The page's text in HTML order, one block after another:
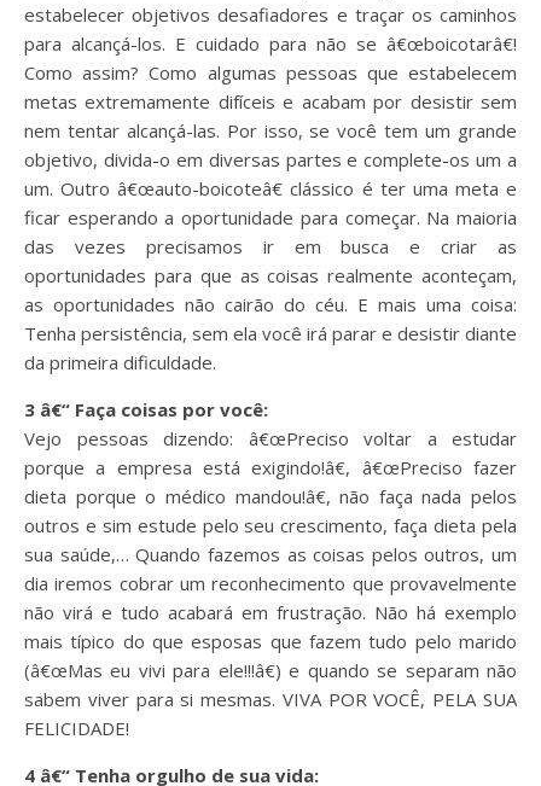
estabelecer objetivos desafiadores e traçar os caminhos
para alcançá-los. E cuidado para não se â€œboicotarâ€!
Como assim? Como algumas pessoas que estabelecem
metas extremamente difíceis e acabam por desistir sem
nem tentar alcançá-las. Por isso, se você tem um grande
objetivo, divida-o em diversas partes e complete-os um a
um. Outro â€œauto-boicoteâ€ clássico é ter uma meta e
ficar esperando a oportunidade para começar. Na maioria
das vezes precisamos ir em busca e criar as
oportunidades para que as coisas realmente aconteçam,
as oportunidades não cairão do céu. E mais uma coisa:
Tenha persistência, sem ela você irá parar e desistir diante
da primeira dificuldade.
3 â€“ Faça coisas por você:
Vejo pessoas dizendo: â€œPreciso voltar a estudar
porque a empresa está exigindo!â€, â€œPreciso fazer
dieta porque o médico mandou!â€, não faça nada pelos
outros e sim estude pelo seu crescimento, faça dieta pela
sua saúde,… Quando fazemos as coisas pelos outros, um
dia iremos cobrar um reconhecimento que provavelmente
não virá e tudo acabará em frustração. Não há exemplo
mais típico do que esposas que fazem tudo pelo marido
(â€œMas eu vivi para ele!!!â€) e quando se separam não
sabem viver para si mesmas. VIVA POR VOCÊ, PELA SUA
FELICIDADE!
4 â€“ Tenha orgulho de sua vida: